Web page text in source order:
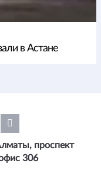
в Астане
проспект
306